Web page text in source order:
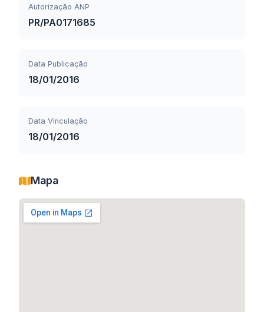
Autorização ANP
PR/PA0171685
Data Publicação
18/01/2016
Data Vinculação
18/01/2016
Mapa